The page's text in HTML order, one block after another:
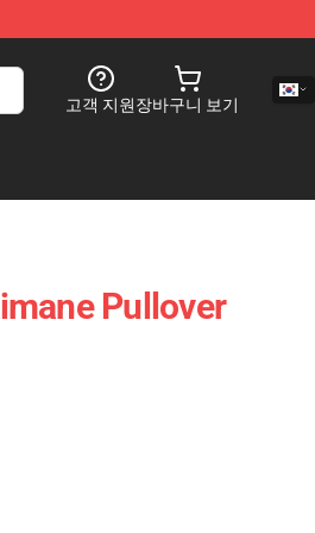
고객 지원장바구니 보기
Pullover